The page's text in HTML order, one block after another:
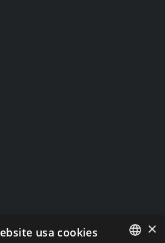
×
usa cookies